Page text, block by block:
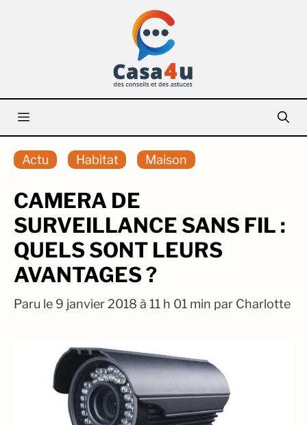
Menu
Actu Habitat Maison
CAMERA DE
SURVEILLANCE SANS FIL :
QUELS SONT LEURS
AVANTAGES ?
Paru le 9 janvier 2018 à 11 h 01 min par Charlotte